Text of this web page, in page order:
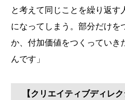
と考えて同じことを繰り返す
になってしまう。部分だけを
か、付加価値をつくっていき
んです」
【クリエイティブディレ